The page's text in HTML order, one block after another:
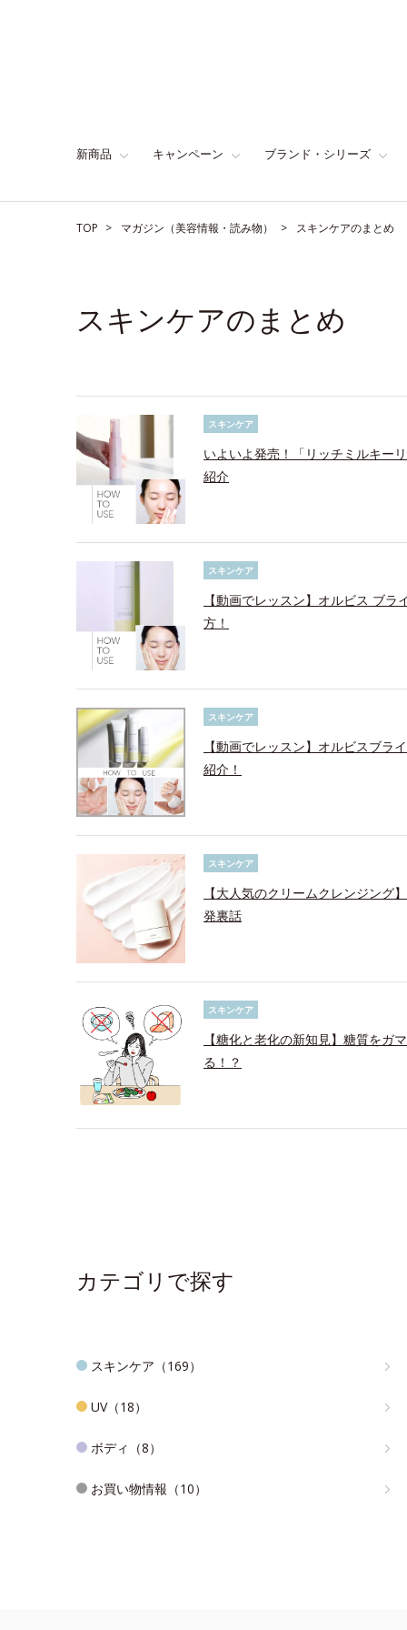
新商品 キャンペーン ブランド・シリーズ
TOP マガジン（美容情報・読み物） スキンケアのまとめ
スキンケアのまとめ
スキンケア
いよいよ発売！「リッチミルキー
紹介
スキンケア
【動画でレッスン】オルビス ブ
方！
スキンケア
【動画でレッスン】オルビスブラ
紹介！
スキンケア
【大人気のクリームクレンジング
発裏話
スキンケア
【糖化と老化の新知見】糖質をガ
る！？
カテゴリで探す
スキンケア（169）
UV（18）
ボディ（8）
お買い物情報（10）